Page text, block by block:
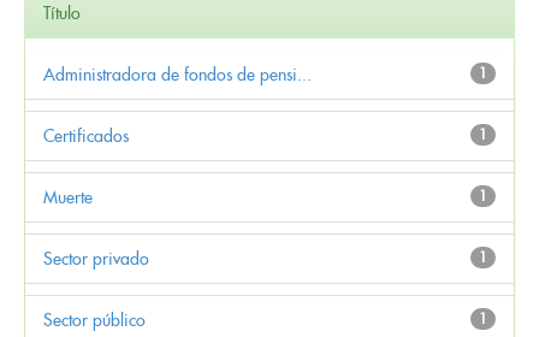
Título
1
Administradora de fondos de pensi...
1
Certificados
1
Muerte
1
Sector privado
1
Sector público